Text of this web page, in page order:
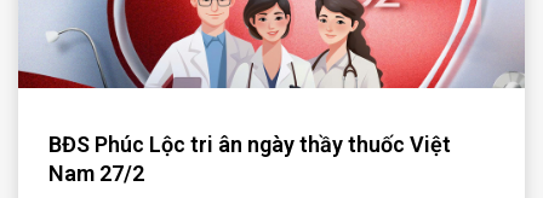
BĐS Phúc Lộc tri ân ngày thầy thuốc Việt
Nam 27/2